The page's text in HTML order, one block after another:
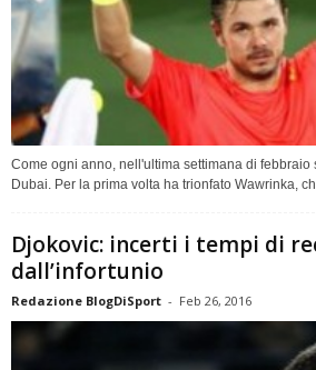
Come ogni anno, nell'ultima settimana di febbraio
Dubai. Per la prima volta ha trionfato Wawrinka,
Djokovic: incerti i tempi di
dall’infortunio
Redazione BlogDiSport - Feb 26, 2016